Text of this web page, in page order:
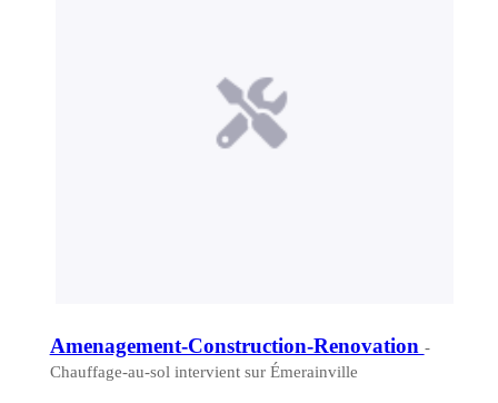
Amenagement-Construction-Renovation -
Chauffage-au-sol intervient sur Émerainville